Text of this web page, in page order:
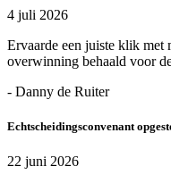
4 juli 2026
Ervaarde een juiste klik met
overwinning behaald voor
- Danny de Ruiter
Echtscheidingsconvenant
22 juni 2026